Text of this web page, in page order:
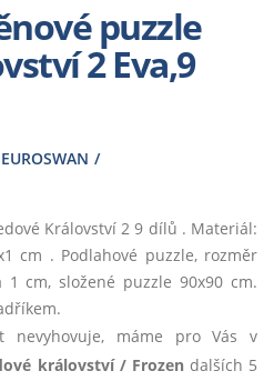
puzzle
2 Eva,9
EUROSWAN
Království 2 9 dílů . Materiál:
cm . Podlahové puzzle, rozměr
cm, složené puzzle 90x90 cm.
nevyhovuje, máme pro Vás v
království / Frozen dalších 5